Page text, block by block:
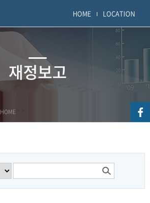
HOME LOCATION
재정보고
HOME > >